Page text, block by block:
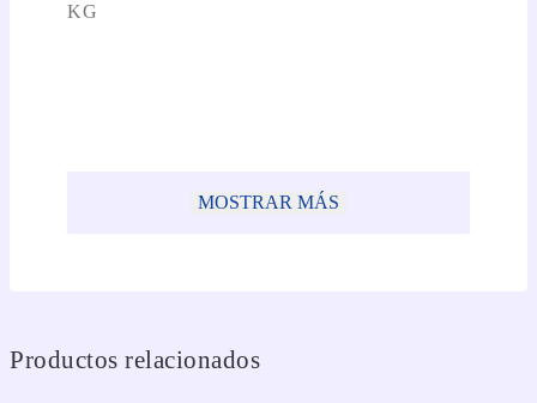
KG
MOSTRAR MÁS
Productos relacionados